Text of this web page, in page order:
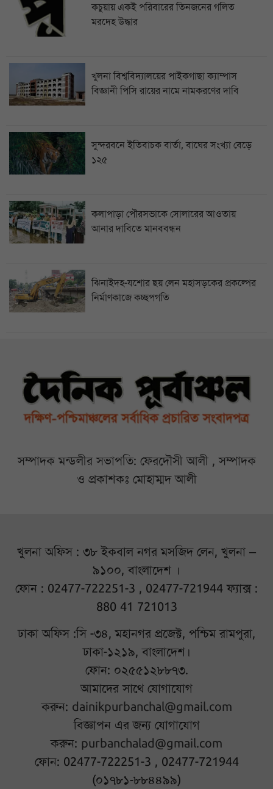
কচুয়ায় একই পরিবারের তিনজনের গলিত
মরদেহ উদ্ধার
খুলনা বিশ্ববিদ্যালয়ের পাইকগাছা ক্যাম্পাস
বিজ্ঞানী পিসি রায়ের নামে নামকরণের দাবি
সুন্দরবনে ইতিবাচক বার্তা, বাঘের সংখ্যা বেড়ে
১২৫
কলাপাড়া পৌরসভাকে সোলারের আওতায়
আনার দাবিতে মানববন্ধন
ঝিনাইদহ-যশোর ছয় লেন মহাসড়কের প্রকল্পের
নির্মাণকাজে কচ্ছপগতি
সম্পাদক মন্ডলীর সভাপতি: ফেরদৌসী আলী , সম্পাদক
ও প্রকাশকঃ মোহাম্মদ আলী
খুলনা অফিস : ৩৮ ইকবাল নগর মসজিদ লেন, খুলনা –
৯১০০, বাংলাদেশ ।
ফোন : 02477-722251-3 , 02477-721944 ফ্যাক্স :
880 41 721013
ঢাকা অফিস :সি -৩৪, মহানগর প্রজেক্ট, পশ্চিম রামপুরা,
ঢাকা-১২১৯, বাংলাদেশ।
ফোন: ০২৫৫১২৮৮৭৩.
আমাদের সাথে যোগাযোগ
করুন: dainikpurbanchal@gmail.com
বিজ্ঞাপন এর জন্য যোগাযোগ
করুন: purbanchalad@gmail.com
ফোন: 02477-722251-3 , 02477-721944
(০১৭৮১-৮৮৪৪৯৯)